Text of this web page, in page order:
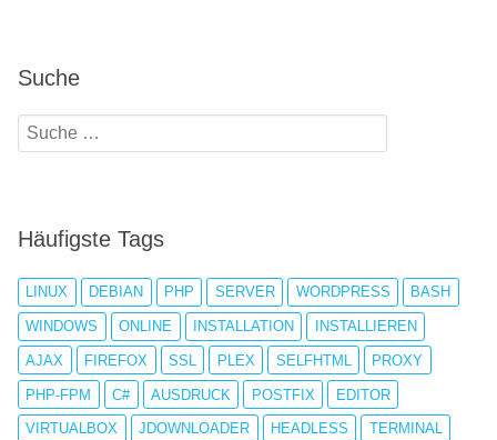
Suche
Häufigste Tags
LINUX DEBIAN PHP SERVER WORDPRESS BASH
WINDOWS ONLINE INSTALLATION INSTALLIEREN
AJAX FIREFOX SSL PLEX SELFHTML PROXY
PHP-FPM C# AUSDRUCK POSTFIX EDITOR
VIRTUALBOX JDOWNLOADER HEADLESS TERMINAL